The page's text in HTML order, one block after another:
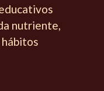
nutriente,